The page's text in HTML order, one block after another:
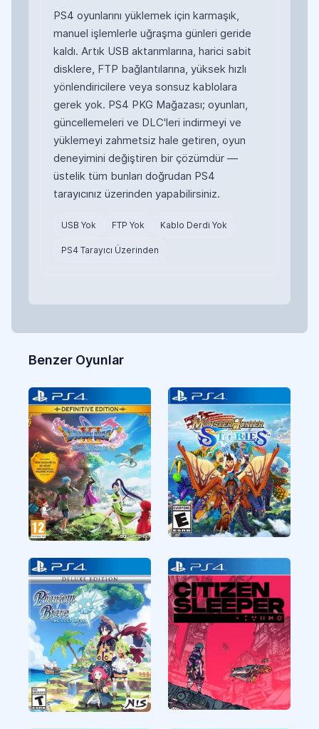
PS4 oyunlarını yüklemek için karmaşık,
manuel işlemlerle uğraşma günleri geride
kaldı. Artık USB aktarımlarına, harici sabit
disklere, FTP bağlantılarına, yüksek hızlı
yönlendiricilere veya sonsuz kablolara
gerek yok. PS4 PKG Mağazası; oyunları,
güncellemeleri ve DLC'leri indirmeyi ve
yüklemeyi zahmetsiz hale getiren, oyun
deneyimini değiştiren bir çözümdür —
üstelik tüm bunları doğrudan PS4
tarayıcınız üzerinden yapabilirsiniz.
USB Yok FTP Yok Kablo Derdi Yok
PS4 Tarayıcı Üzerinden
Benzer Oyunlar
Dragon Quest XI S
Echoes of an Elusive
Age Definitive
Edition
Monster Hunter
Stories